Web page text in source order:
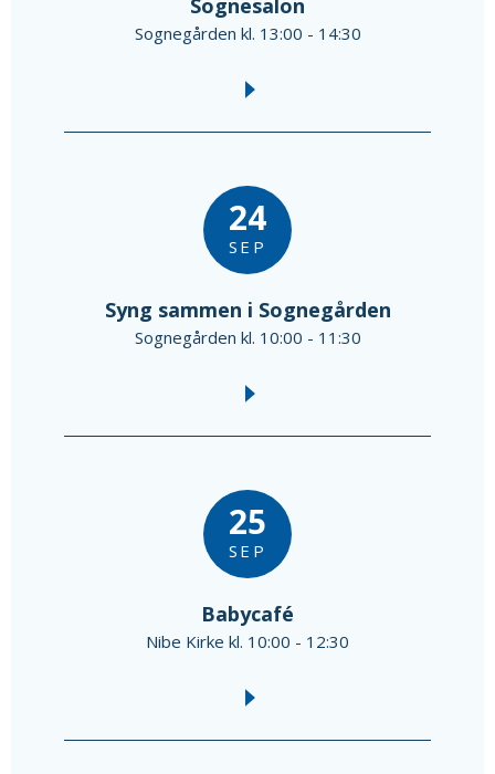
Sognesalon
Sognegården kl. 13:00 - 14:30
24
SEP
Syng sammen i Sognegården
Sognegården kl. 10:00 - 11:30
25
SEP
Babycafé
Nibe Kirke kl. 10:00 - 12:30